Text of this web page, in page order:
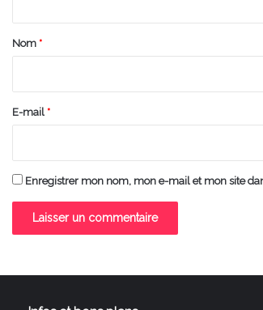
a
e
Nom *
E-mail *
Enregistrer mon nom, mon e-mail et mon site